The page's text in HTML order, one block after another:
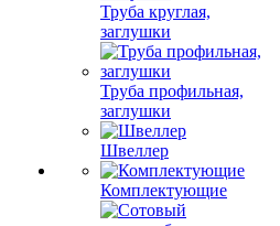
Труба круглая,
заглушки
Труба профильная,
заглушки
Швеллер
Комплектующие